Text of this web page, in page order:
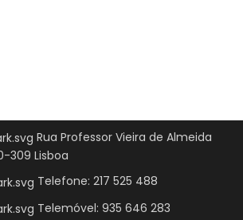
Rua Professor Vieira de Almeida
309 Lisboa
Telefone: 217 525 488
Telemóvel: 935 646 283